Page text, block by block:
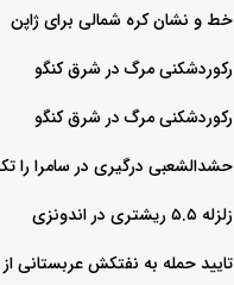
خط و نشان کره شمالی برای ژاپن
رکوردشکنی مرگ در شرق کنگو
رکوردشکنی مرگ در شرق کنگو
حشدالشعبی درگیری در سامرا را
زلزله ۵.۵ ریشتری در اندونزی
تایید حمله به نفتکش عربستانی از